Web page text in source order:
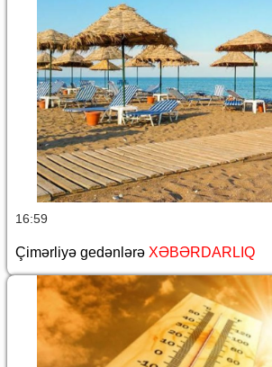
16:59
Çimərliyə gedənlərə XƏBƏRDARLIQ